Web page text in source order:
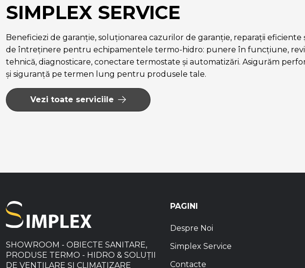
SIMPLEX SERVICE
Beneficiezi de garanție, soluționarea cazurilor de garanție, reparații eficiente
de întreținere pentru echipamentele termo-hidro: punere în funcțiune,
tehnică, diagnosticare, conectare termostate și automatizări. Asigurăm
și siguranță pe termen lung pentru produsele tale.
Vezi toate serviciile
SHOWROOM - OBIECTE SANITARE,
PRODUSE TERMO - HIDRO & SOLUȚII
DE VENTILARE ȘI CLIMATIZARE
PAGINI
Despre Noi
Simplex Service
Contacte